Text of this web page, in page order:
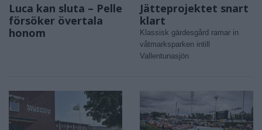
Luca kan sluta – Pelle
försöker övertala
honom
Jätteprojektet snart
klart
Klassisk gärdesgård ramar in
våtmarksparken intill
Vallentunasjön